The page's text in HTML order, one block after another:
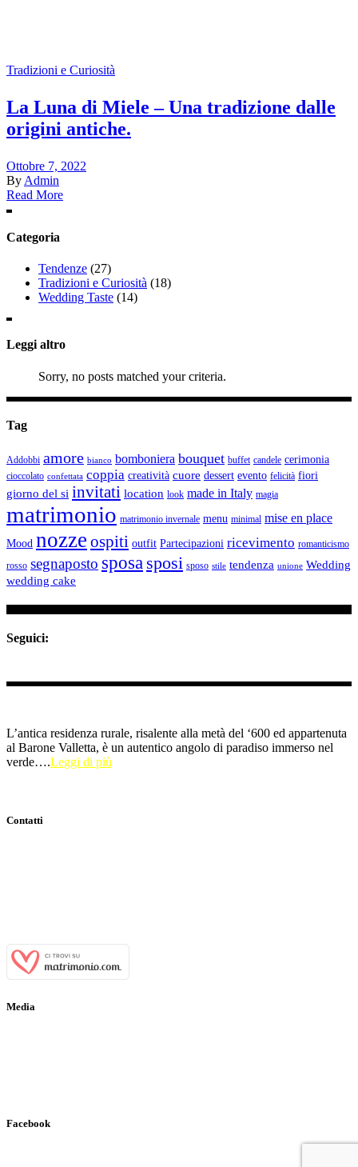
Tradizioni e Curiosità
La Luna di Miele – Una tradizione dalle
origini antiche.
Ottobre 7, 2022
ByAdmin
Read More
Categoria
Tendenze (27)
Tradizioni e Curiosità (18)
Wedding Taste (14)
Leggi altro
Sorry, no posts matched your criteria.
Tag
Addobbi amore bianco bomboniera bouquet buffet candele cerimonia
cioccolato confettata coppia creatività cuore dessert evento felicità fiori
giorno del si invitati location look made in Italy magia
matrimonio matrimonio invernale menu minimal mise en place
Mood nozze ospiti outfit Partecipazioni ricevimento romanticismo
rosso segnaposto sposa sposi sposo stile tendenza unione Wedding
wedding cake
Seguici:
L’antica residenza rurale, risalente alla metà del ‘600 ed appartenuta
al Barone Valletta, è un autentico angolo di paradiso immerso nel
verde….Leggi di più
Contatti
Media
Facebook